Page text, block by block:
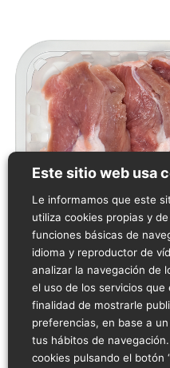
Este sitio web usa
Le informamos que este
utiliza cookies propias y
funciones básicas de
idioma y reproductor de
analizar la navegación de
el uso de los servicios
finalidad de mostrarle
preferencias, en base a
tus hábitos de
cookies pulsando el botón